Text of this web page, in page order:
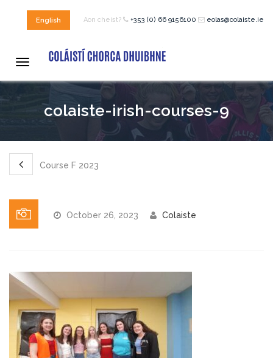
CÚRSAÍ
Cúrsaí d’Aois Ghrúpaí 12-18
Cúrsa Gaeilge –
Cúrsa Réamh-Ardteiste
Lóistín ar Champas (Lóistín sa
Choláiste)
English Aon cheist? +353 (0) 66 9156100 eolas@colaiste.ie
Toggle
colaiste-irish-courses-9
Course F 2023
October 26, 2023 Colaiste